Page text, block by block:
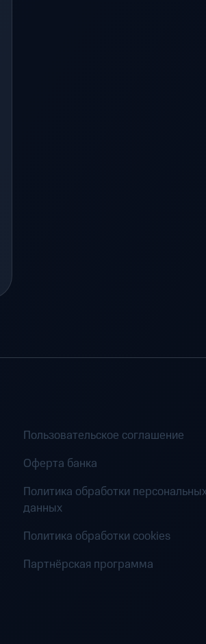
Пользовательское соглашение
Оферта банка
Политика обработки
данных
Политика обработки cookies
Партнёрская программа